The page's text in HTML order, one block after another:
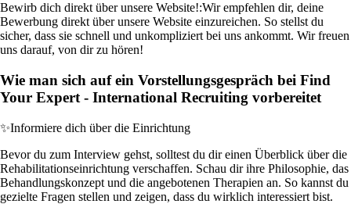
Bewirb dich direkt über unsere Website!:Wir empfehlen dir, deine
Bewerbung direkt über unsere Website einzureichen. So stellst du
sicher, dass sie schnell und unkompliziert bei uns ankommt. Wir freuen
uns darauf, von dir zu hören!
Wie man sich auf ein Vorstellungsgespräch bei Find
Your Expert - International Recruiting vorbereitet
✨Informiere dich über die Einrichtung
Bevor du zum Interview gehst, solltest du dir einen Überblick über die
Rehabilitationseinrichtung verschaffen. Schau dir ihre Philosophie, das
Behandlungskonzept und die angebotenen Therapien an. So kannst du
gezielte Fragen stellen und zeigen, dass du wirklich interessiert bist.